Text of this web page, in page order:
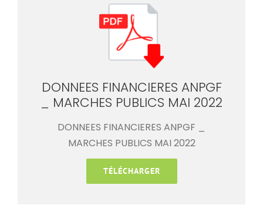
DONNEES FINANCIERES ANPGF
_ MARCHES PUBLICS MAI 2022
DONNEES FINANCIERES ANPGF _
MARCHES PUBLICS MAI 2022
TÉLÉCHARGER